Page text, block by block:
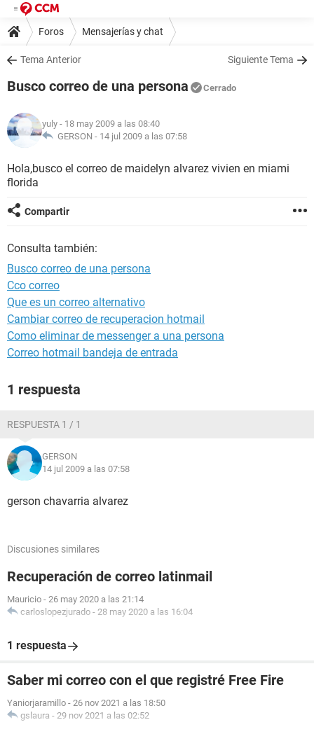
Foros Mensajerías y chat
Tema Anterior Siguiente Tema
Busco correo de una persona Cerrado
yuly - 18 may 2009 a las 08:40
GERSON - 14 jul 2009 a las 07:58
Hola,busco el correo de maidelyn alvarez vivien en miami
florida
Compartir
Consulta también:
Busco correo de una persona
Cco correo
Que es un correo alternativo
Cambiar correo de recuperacion hotmail
Como eliminar de messenger a una persona
Correo hotmail bandeja de entrada
1 respuesta
RESPUESTA 1 / 1
GERSON
14 jul 2009 a las 07:58
gerson chavarria alvarez
Discusiones similares
Recuperación de correo latinmail
Mauricio - 26 may 2020 a las 21:14
carloslopezjurado - 28 may 2020 a las 16:04
1 respuesta
Saber mi correo con el que registré Free Fire
Yaniorjaramillo - 26 nov 2021 a las 18:50
gslaura - 29 nov 2021 a las 02:52